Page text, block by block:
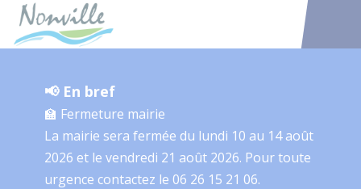
Accéder
📢 En bref
🏫 Fermeture mairie
La mairie sera fermée du lundi 10 au 14 août
2026 et le vendredi 21 août 2026. Pour toute
urgence contactez le 06 26 15 21 06.